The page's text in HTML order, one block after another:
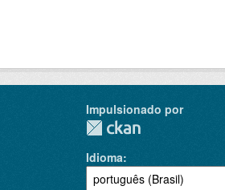
Impulsionado por
Idioma